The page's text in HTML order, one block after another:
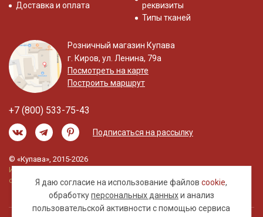
Я даю согласие на использование файловcookie,
обработкуперсональных данныхи анализ
пользовательской активности с помощью сервиса
Доставка и оплата
реквизиты
Типы тканей
Розничный магазин Купава
г. Киров, ул. Ленина, 79а
Посмотреть на карте
Построить маршрут
+7 (800) 533-75-43
Подписаться на рассылку
© «Купава», 2015-2026
Информация на сайте не является публичной
офертой.